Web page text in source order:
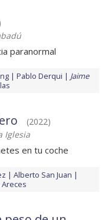
paranormal
Pablo Derqui
Jaime
(2022)
Iglesia
en tu coche
Alberto San Juan